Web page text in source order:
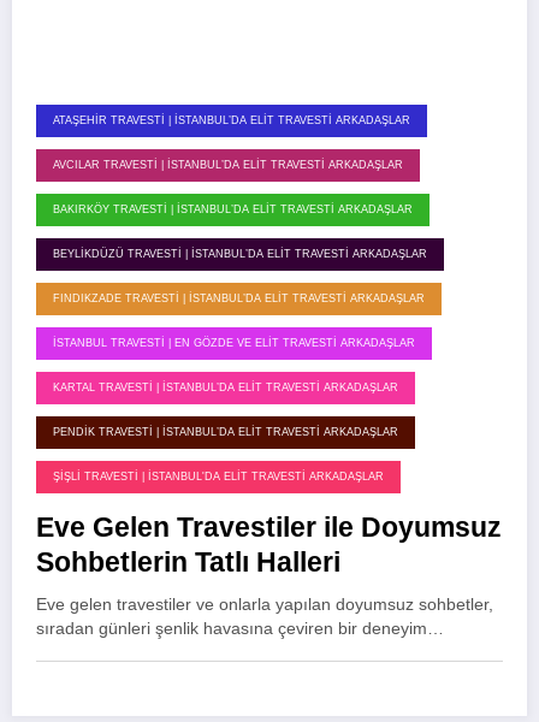
ATAŞEHIR TRAVESTI | İSTANBUL’DA ELIT TRAVESTI ARKADAŞLAR
AVCILAR TRAVESTI | İSTANBUL’DA ELIT TRAVESTI ARKADAŞLAR
BAKIRKÖY TRAVESTI | İSTANBUL’DA ELIT TRAVESTI ARKADAŞLAR
BEYLIKDÜZÜ TRAVESTI | İSTANBUL’DA ELIT TRAVESTI ARKADAŞLAR
FINDIKZADE TRAVESTI | İSTANBUL’DA ELIT TRAVESTI ARKADAŞLAR
İSTANBUL TRAVESTI | EN GÖZDE VE ELIT TRAVESTI ARKADAŞLAR
KARTAL TRAVESTI | İSTANBUL’DA ELIT TRAVESTI ARKADAŞLAR
PENDIK TRAVESTI | İSTANBUL’DA ELIT TRAVESTI ARKADAŞLAR
ŞIŞLI TRAVESTI | İSTANBUL'DA ELIT TRAVESTI ARKADAŞLAR
Eve Gelen Travestiler ile Doyumsuz
Sohbetlerin Tatlı Halleri
Eve gelen travestiler ve onlarla yapılan doyumsuz sohbetler,
sıradan günleri şenlik havasına çeviren bir deneyim…